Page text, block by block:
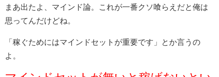
まあ出たよ、マインド論。これが一番クソ喰らえだと俺は
思ってんだけどね。
「稼ぐためにはマインドセットが重要です」とか言うの
よ。